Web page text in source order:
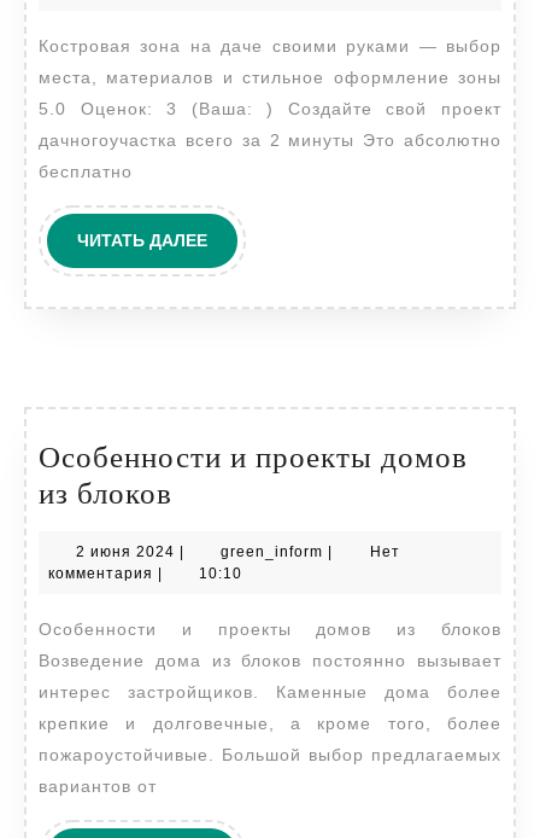
своими
руками
—
стильное
Костровая зона на даче своими руками — выбор
места, материалов и стильное оформление зоны
5.0 Оценок: 3 (Ваша: ) Создайте свой проект
дачногоучастка всего за 2 минуты Это абсолютно
бесплатно
ЧИТАТЬ ДАЛЕЕЧИТАТЬ
ДАЛЕЕ
Особенности и проекты домов
из блоков
проекты
из
блоков
2 июня 2024 2
июня
green_inform green_inform
Нет
комментария
10:10
Особенности и проекты домов из блоков
Возведение дома из блоков постоянно вызывает
интерес застройщиков. Каменные дома более
крепкие и долговечные, а кроме того, более
пожароустойчивые. Большой выбор предлагаемых
вариантов от